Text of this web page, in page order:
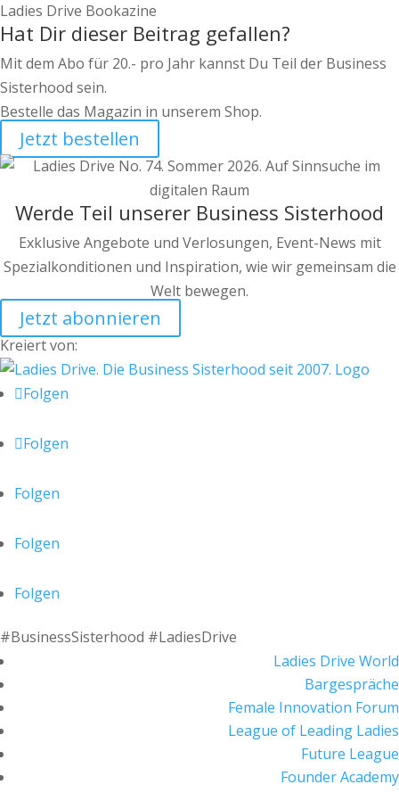
Ladies Drive Bookazine
Hat Dir dieser Beitrag gefallen?
Mit dem Abo für 20.- pro Jahr kannst Du Teil der Business
Sisterhood sein.
Bestelle das Magazin in unserem Shop.
Jetzt bestellen
Werde Teil unserer Business Sisterhood
Exklusive Angebote und Verlosungen, Event-News mit
Spezialkonditionen und Inspiration, wie wir gemeinsam die
Welt bewegen.
Jetzt abonnieren
Kreiert von:
Folgen
Folgen
Folgen
Folgen
Folgen
#BusinessSisterhood #LadiesDrive
Ladies Drive World
Bargespräche
Female Innovation Forum
League of Leading Ladies
Future League
Founder Academy